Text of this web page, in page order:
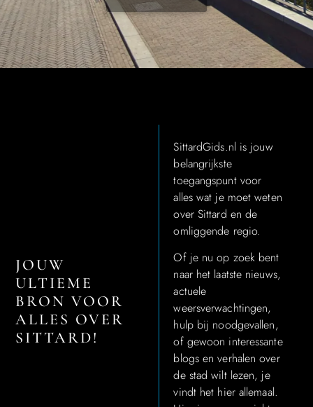
JOUW
ULTIEME
BRON VOOR
ALLES OVER
SITTARD!
SittardGids.nl is jouw
belangrijkste
toegangspunt voor
alles wat je moet weten
over Sittard en de
omliggende regio.
Of je nu op zoek bent
naar het laatste nieuws,
actuele
weersverwachtingen,
hulp bij noodgevallen,
of gewoon interessante
blogs en verhalen over
de stad wilt lezen, je
vindt het hier allemaal.